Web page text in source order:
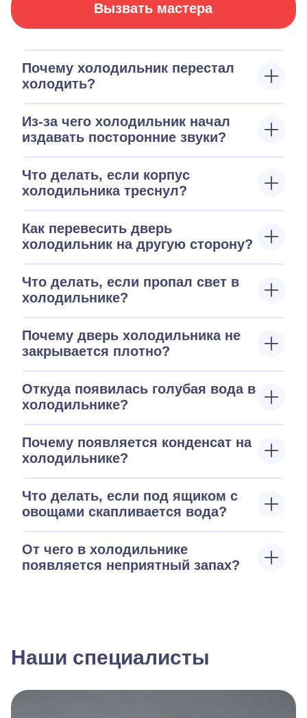
Вызвать мастера
Почему холодильник перестал
холодить?
Из-за чего холодильник начал
издавать посторонние звуки?
Что делать, если корпус
холодильника треснул?
Как перевесить дверь
холодильник на другую сторону?
Что делать, если пропал свет в
холодильнике?
Почему дверь холодильника не
закрывается плотно?
Откуда появилась голубая вода в
холодильнике?
Почему появляется конденсат на
холодильнике?
Что делать, если под ящиком с
овощами скапливается вода?
От чего в холодильнике
появляется неприятный запах?
Наши специалисты